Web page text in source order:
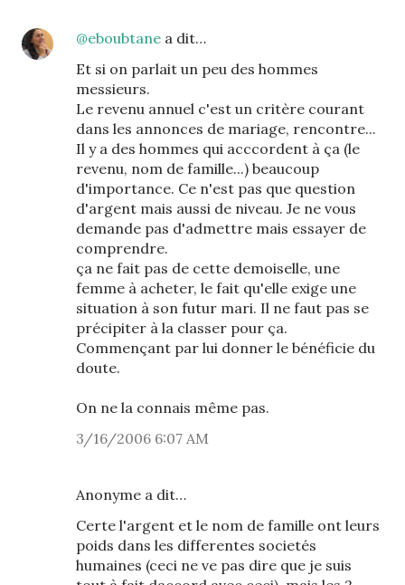
@eboubtane a dit…
Et si on parlait un peu des hommes
messieurs.
Le revenu annuel c'est un critère courant
dans les annonces de mariage, rencontre...
Il y a des hommes qui acccordent à ça (le
revenu, nom de famille...) beaucoup
d'importance. Ce n'est pas que question
d'argent mais aussi de niveau. Je ne vous
demande pas d'admettre mais essayer de
comprendre.
ça ne fait pas de cette demoiselle, une
femme à acheter, le fait qu'elle exige une
situation à son futur mari. Il ne faut pas se
précipiter à la classer pour ça.
Commençant par lui donner le bénéficie du
doute.
On ne la connais même pas.
3/16/2006 6:07 AM
Anonyme a dit…
Certe l'argent et le nom de famille ont leurs
poids dans les differentes societés
humaines (ceci ne ve pas dire que je suis